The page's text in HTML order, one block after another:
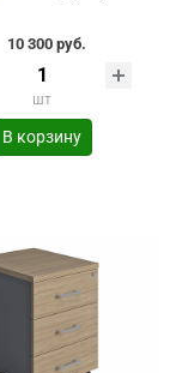
10 300 руб.
шт
В корзину